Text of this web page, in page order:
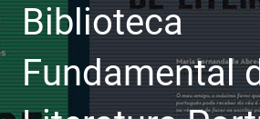
Biblioteca
Fundamental